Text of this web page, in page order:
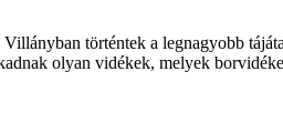
történtek a legnagyobb
olyan vidékek, melyek